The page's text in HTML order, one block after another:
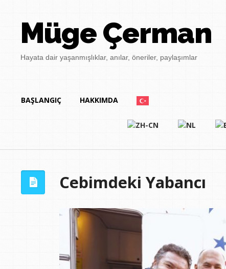
Müge Çerman
Hayata dair yaşanmışlıklar, anılar, öneriler, paylaşımlar
BAŞLANGIÇ HAKKIMDA
Cebimdeki Yabancı